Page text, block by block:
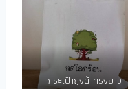
กระเป๋าถุงผ้าทรงยาว